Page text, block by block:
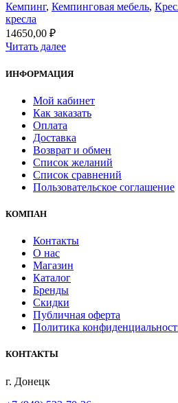
Кемпинг, Кемпинговая мебель,
кресла
14650,00 ₽
Читать далее
ИНФОРМАЦИЯ
Мой кабинет
Как заказать
Оплата
Доставка
Возврат и обмен
Список желаний
Список сравнений
Пользовательское соглашение
КОМПАН
Контакты
О нас
Магазин
Каталог
Бренды
Скидки
Публичная оферта
Политика
КОНТАКТЫ
г. Донецк